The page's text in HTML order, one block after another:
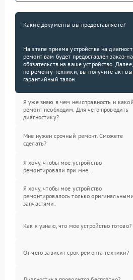
Какие документы вы предоставляете?
На этапе приема устройства на
ремонт вам будет предоставлен заказ-
обязательств на ваше устройство.
по ремонту техники, вы получите акт
гарантийный талон.
Я уже знаю в чем неисправность и какой
ремонт необходим. Для чего проводить
диагностику?
Мне нужен срочный ремонт. Сможете
сделать?
Я хочу, чтобы мое устройство
ремонтировали при мне.
Я хочу, чтобы мое устройство
ремонтировалось только оригинальными
запчастями.
Как я узнаю, что мое устройство готово?
От чего зависит срок ремонта техники?